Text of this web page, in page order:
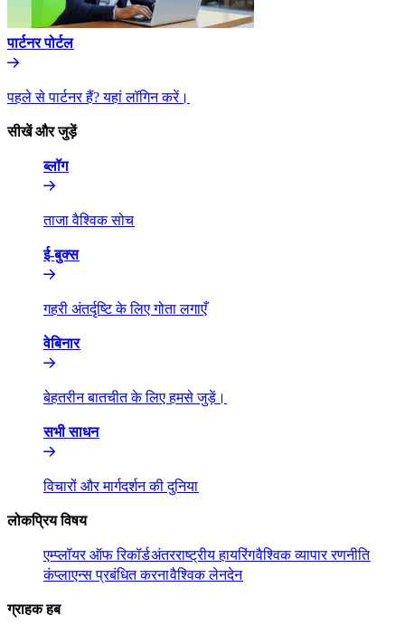
पार्टनर पोर्टल​​
पहले से पार्टनर हैं? यहां लॉगिन करें।​​
सीखें और जुड़ें​​
ब्लॉग​​
ताजा वैश्विक सोच​​
ई-बुक्स​​
गहरी अंतर्दृष्टि के लिए गोता लगाएँ​​
वेबिनार​​
बेहतरीन बातचीत के लिए हमसे जुड़ें।​​
सभी साधन​​
विचारों और मार्गदर्शन की दुनिया​​
लोकप्रिय विषय​​
एम्प्लॉयर ऑफ रिकॉर्ड​​अंतरराष्ट्रीय हायरिंग​​वैश्विक व्यापार रणनीति​​
कंप्लाएन्स प्रबंधित करना​​वैश्विक लेनदेन​​
ग्राहक हब​​